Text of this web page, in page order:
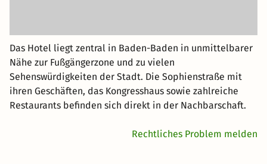
Das Hotel liegt zentral in Baden-Baden in unmittelbarer
Nähe zur Fußgängerzone und zu vielen
Sehenswürdigkeiten der Stadt. Die Sophienstraße mit
ihren Geschäften, das Kongresshaus sowie zahlreiche
Restaurants befinden sich direkt in der Nachbarschaft.
Rechtliches Problem melden